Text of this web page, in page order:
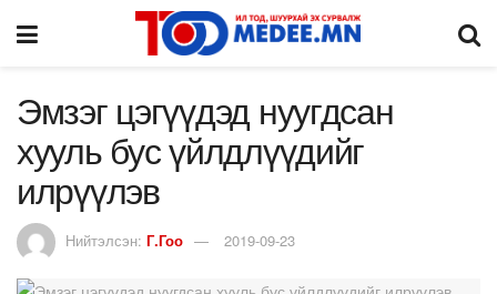
Эмзэг цэгүүдэд нуугдсан
хууль бус үйлдлүүдийг
илрүүлэв
Нийтэлсэн: Г.Гоо 2019-09-23